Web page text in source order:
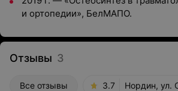
и ортопедии», БелМАПО.
Отзывы 3
Все отзывы 3.7 Нордин, ул.